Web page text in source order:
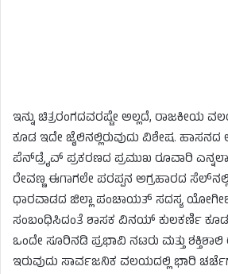
ಇನ್ನು ಚಿತ್ರರಂಗದವರಷ್ಟೇ ಅಲ್ಲದೆ, ರಾಜಕೀಯ
ಕೂಡ ಇದೇ ಜೈಲಿನಲ್ಲಿರುವುದು ವಿಶೇಷ. ಹಾಸನದ
ಪೆನ್‌ಡ್ರೈವ್ ಪ್ರಕರಣದ ಪ್ರಮುಖ ರೂವಾರಿ
ರೇವಣ್ಣ ಈಗಾಗಲೇ ಪರಪ್ಪನ ಅಗ್ರಹಾರದ
ಧಾರವಾಡದ ಜಿಲ್ಲಾ ಪಂಚಾಯತ್ ಸದಸ್ಯ
ಸಂಬಂಧಿಸಿದಂತೆ ಶಾಸಕ ವಿನಯ್ ಕುಲಕರ್ಣಿ ಕೂಡ
ಒಂದೇ ಸೂರಿನಡಿ ಪ್ರಭಾವಿ ನಟರು ಮತ್ತು
ಇರುವುದು ಸಾರ್ವಜನಿಕ ವಲಯದಲ್ಲಿ ಭಾರಿ